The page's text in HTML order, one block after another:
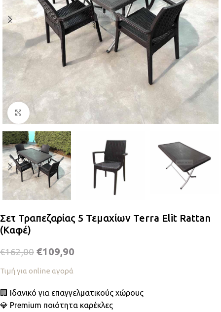
Κλικ για μεγέθυνση
Σετ Τραπεζαρίας 5 Τεμαχίων Terra Elit Rattan
(Καφέ)
€162,00 €109,90
Τιμή για online αγορά
🏢 Ιδανικό για επαγγελματικούς χώρους
💎 Premium ποιότητα καρέκλες